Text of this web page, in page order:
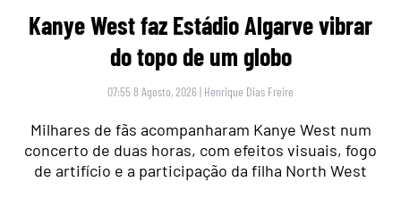
Kanye West faz Estádio Algarve vibrar
do topo de um globo
07:55 8 Agosto, 2026 | Henrique Dias Freire
Milhares de fãs acompanharam Kanye West num
concerto de duas horas, com efeitos visuais, fogo
de artifício e a participação da filha North West